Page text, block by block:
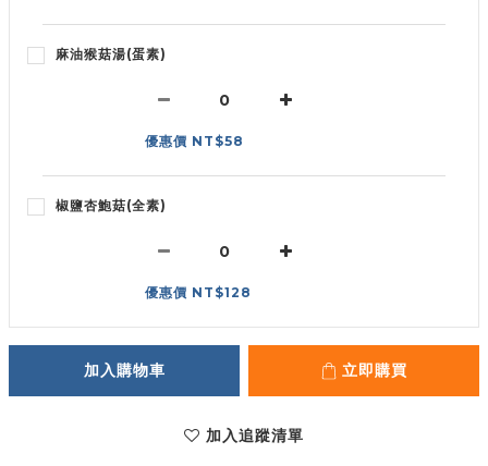
麻油猴菇湯(蛋素)
優惠價 NT$58
椒鹽杏鮑菇(全素)
優惠價 NT$128
加入購物車 立即購買
加入追蹤清單